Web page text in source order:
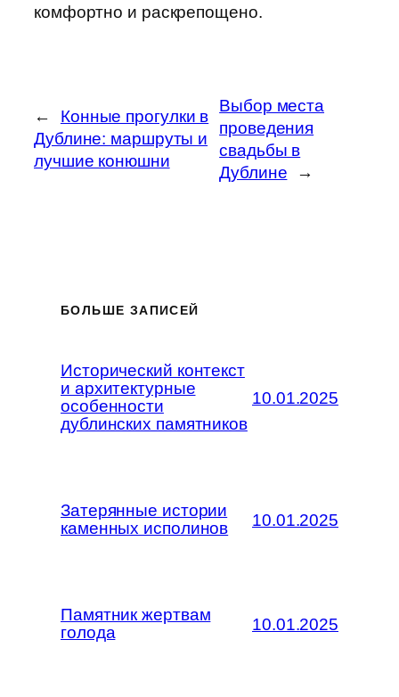
комфортно и раскрепощено.
←
Конные прогулки в
Дублине: маршруты и
лучшие конюшни
Выбор места
проведения
свадьбы в
Дублине
→
БОЛЬШЕ ЗАПИСЕЙ
Исторический контекст
и архитектурные
особенности
дублинских памятников
10.01.2025
Затерянные истории
каменных исполинов
10.01.2025
Памятник жертвам
голода
10.01.2025